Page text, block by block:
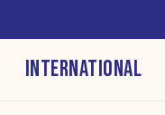
INTERNATIONAL